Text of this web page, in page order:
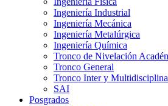
Ingeniería Industrial
Ingeniería Mecánica
Ingeniería Metalúrgica
Ingeniería Química
Tronco de Nivelación
Tronco General
Tronco Inter y
SAI
Posgrados